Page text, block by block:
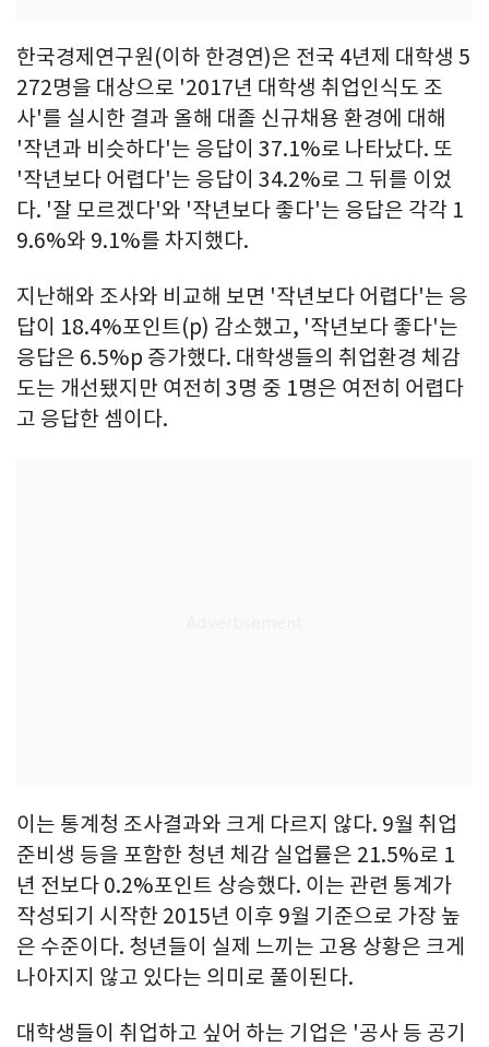
한국경제연구원(이하 한경연)은 전국 4년제 대학생 5
272명을 대상으로 '2017년 대학생 취업인식도 조
사'를 실시한 결과 올해 대졸 신규채용 환경에 대해
'작년과 비슷하다'는 응답이 37.1%로 나타났다. 또
'작년보다 어렵다'는 응답이 34.2%로 그 뒤를 이었
다. '잘 모르겠다'와 '작년보다 좋다'는 응답은 각각 1
9.6%와 9.1%를 차지했다.
지난해와 조사와 비교해 보면 '작년보다 어렵다'는 응
답이 18.4%포인트(p) 감소했고, '작년보다 좋다'는
응답은 6.5%p 증가했다. 대학생들의 취업환경 체감
도는 개선됐지만 여전히 3명 중 1명은 여전히 어렵다
고 응답한 셈이다.
이는 통계청 조사결과와 크게 다르지 않다. 9월 취업
준비생 등을 포함한 청년 체감 실업률은 21.5%로 1
년 전보다 0.2%포인트 상승했다. 이는 관련 통계가
작성되기 시작한 2015년 이후 9월 기준으로 가장 높
은 수준이다. 청년들이 실제 느끼는 고용 상황은 크게
나아지지 않고 있다는 의미로 풀이된다.
대학생들이 취업하고 싶어 하는 기업은 '공사 등 공기